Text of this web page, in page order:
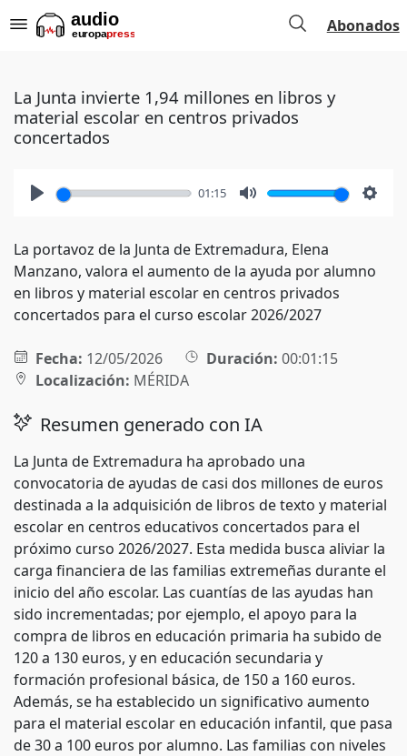
Abonados
La Junta invierte 1,94 millones en libros y
material escolar en centros privados
concertados
01:15
La portavoz de la Junta de Extremadura, Elena
Manzano, valora el aumento de la ayuda por alumno
en libros y material escolar en centros privados
concertados para el curso escolar 2026/2027
Fecha: 12/05/2026 Duración: 00:01:15
Localización: MÉRIDA
Resumen generado con IA
La Junta de Extremadura ha aprobado una
convocatoria de ayudas de casi dos millones de euros
destinada a la adquisición de libros de texto y material
escolar en centros educativos concertados para el
próximo curso 2026/2027. Esta medida busca aliviar la
carga financiera de las familias extremeñas durante el
inicio del año escolar. Las cuantías de las ayudas han
sido incrementadas; por ejemplo, el apoyo para la
compra de libros en educación primaria ha subido de
120 a 130 euros, y en educación secundaria y
formación profesional básica, de 150 a 160 euros.
Además, se ha establecido un significativo aumento
para el material escolar en educación infantil, que pasa
de 30 a 100 euros por alumno. Las familias con niveles